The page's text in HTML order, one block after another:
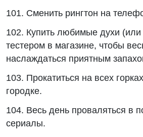
101. Сменить рингтон на
102. Купить любимые духи (или
тестером в магазине, чтобы
наслаждаться приятным
103. Прокатиться на всех
городке.
104. Весь день проваляться в
сериалы.